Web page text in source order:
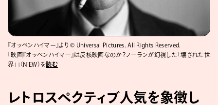
『オッペンハイマー』より © Universal Pictures. All Rights Reserved.
「映画『オッペンハイマー』は反核映画なのか？ノーランが幻視した「壊された世
界」」（NiEW）を読む
レトロスペクティブ人気を象徴し